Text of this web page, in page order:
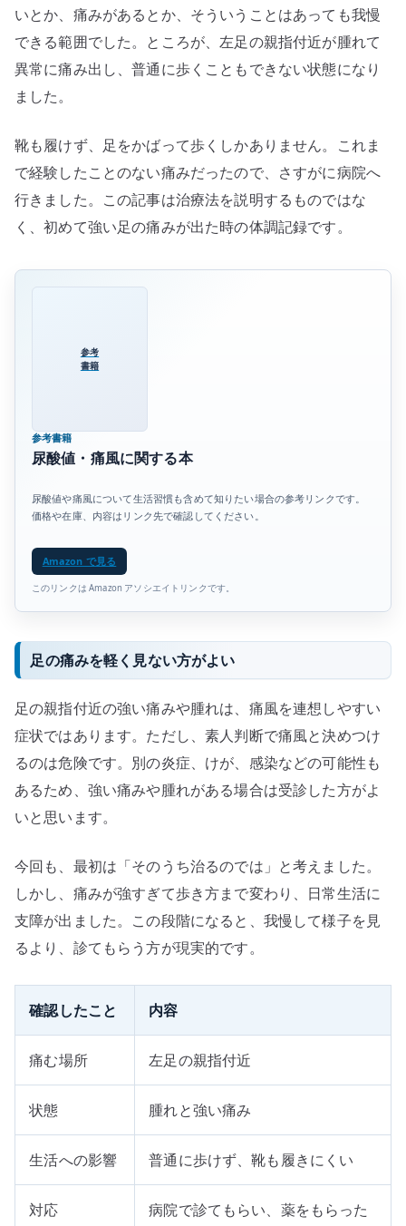
な
っ
た
録
の
いとか、痛みがあるとか、そういうことはあっても我慢
できる範囲でした。ところが、左足の親指付近が腫れて
異常に痛み出し、普通に歩くこともできない状態になり
ました。
靴も履けず、足をかばって歩くしかありません。これま
で経験したことのない痛みだったので、さすがに病院へ
行きました。この記事は治療法を説明するものではな
く、初めて強い足の痛みが出た時の体調記録です。
参考
書籍
参考書籍
尿酸値・痛風に関する本
尿酸値や痛風について生活習慣も含めて知りたい場合の参考リンクです。
価格や在庫、内容はリンク先で確認してください。
Amazon で見る
このリンクは Amazon アソシエイトリンクです。
足の痛みを軽く見ない方がよい
足の親指付近の強い痛みや腫れは、痛風を連想しやすい
症状ではあります。ただし、素人判断で痛風と決めつけ
るのは危険です。別の炎症、けが、感染などの可能性も
あるため、強い痛みや腫れがある場合は受診した方がよ
いと思います。
今回も、最初は「そのうち治るのでは」と考えました。
しかし、痛みが強すぎて歩き方まで変わり、日常生活に
支障が出ました。この段階になると、我慢して様子を見
るより、診てもらう方が現実的です。
確認したこと 内容
痛む場所 左足の親指付近
状態 腫れと強い痛み
生活への影響 普通に歩けず、靴も履きにくい
対応 病院で診てもらい、薬をもらった